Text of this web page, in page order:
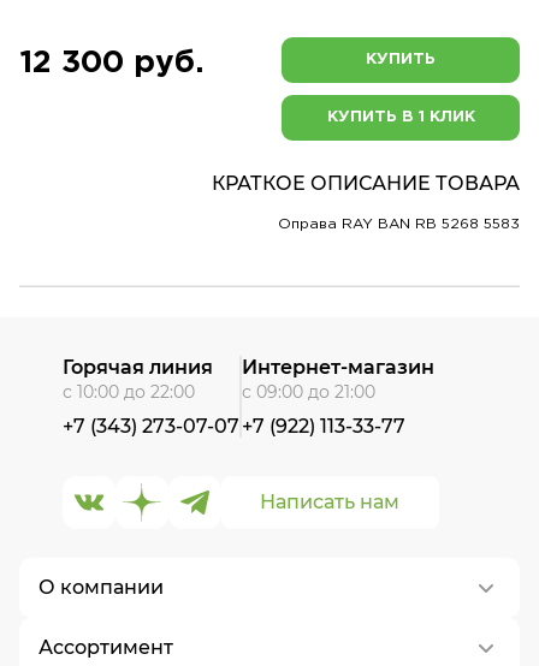
12 300 руб. КУПИТЬ
КУПИТЬ В 1 КЛИК
КРАТКОЕ ОПИСАНИЕ ТОВАРА
Оправа RAY BAN RB 5268 5583
О компании
О нас
Ассортимент
Написать нам
Горячая линия
с 10:00 до 22:00
+7 (343) 273-07-07
Интернет-магазин
с 09:00 до 21:00
+7 (922) 113-33-77